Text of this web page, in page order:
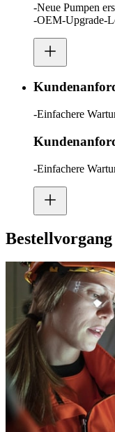
-Neue Pumpen
-OEM-Upgrade-
-Einfachere
-Einfachere
Bestellvorgang